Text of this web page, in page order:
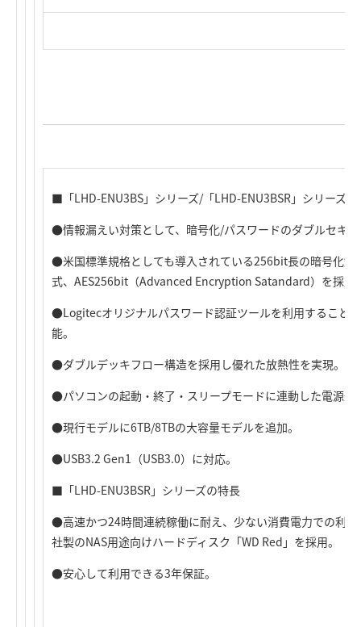
■「LHD-ENU3BS」シリーズ/「LHD-ENU3BSR」シリーズの
●情報漏えい対策として、暗号化/パスワードのダブルセキ
●米国標準規格としても導入されている256bit長の暗号化鍵
式、AES256bit（Advanced Encryption Satandard）を採用
●Logitecオリジナルパスワード認証ツールを利用すること
能。
●ダブルデッキフロー構造を採用し優れた放熱性を実現。
●パソコンの起動・終了・スリープモードに連動した電源連
●現行モデルに6TB/8TBの大容量モデルを追加。
●USB3.2 Gen1（USB3.0）に対応。
■「LHD-ENU3BSR」シリーズの特長
●高速かつ24時間連続稼働に耐え、少ない消費電力での利
社製のNAS用途向けハードディスク「WD Red」を採用。
●安心して利用できる3年保証。